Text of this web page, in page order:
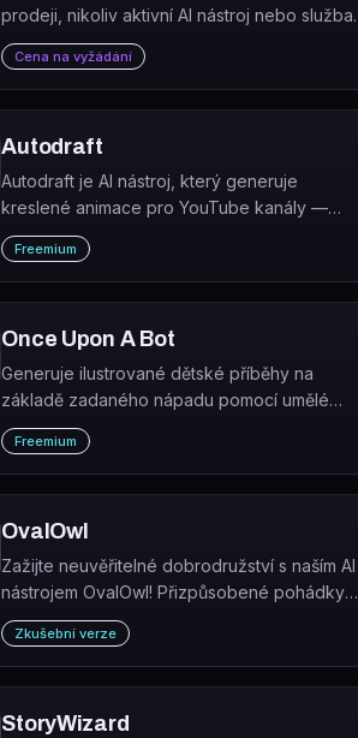
prodeji, nikoliv aktivní AI nástroj nebo služba.
Cena na vyžádání
Autodraft
Autodraft je AI nástroj, který generuje
kreslené animace pro YouTube kanály —
automaticky vytváří postavy, pozadí a hlasy.
Freemium
Once Upon A Bot
Generuje ilustrované dětské příběhy na
základě zadaného nápadu pomocí umělé
inteligence. Once Upon a Bot vytvoří unikátní
příběh s obrázky, který lze číst, upravovat,
exportovat nebo sdílet.
Freemium
OvalOwl
Zažijte neuvěřitelné dobrodružství s naším AI
nástrojem OvalOwl! Přizpůsobené pohádky
pro děti s osobním příběhem, postavami a
prostředím.
Zkušební verze
StoryWizard